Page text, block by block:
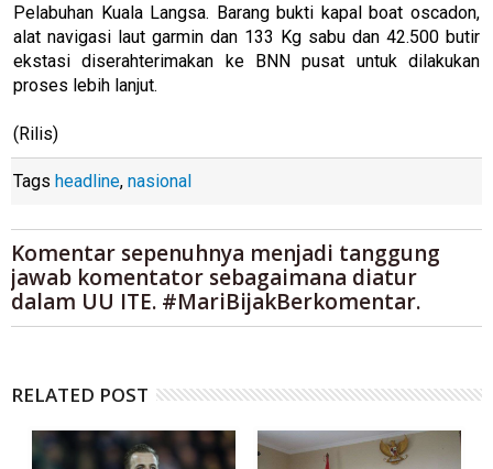
Pelabuhan Kuala Langsa. Barang bukti kapal boat oscadon,
alat navigasi laut garmin dan 133 Kg sabu dan 42.500 butir
ekstasi diserahterimakan ke BNN pusat untuk dilakukan
proses lebih lanjut.
(Rilis)
Tags headline, nasional
Komentar sepenuhnya menjadi tanggung
jawab komentator sebagaimana diatur
dalam UU ITE. #MariBijakBerkomentar.
RELATED POST